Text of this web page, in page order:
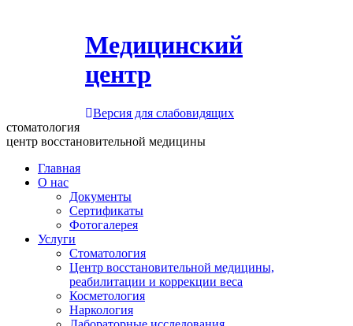
Медицинский
центр
Версия для слабовидящих
стоматология
центр восстановительной медицины
Главная
О нас
Документы
Сертификаты
Фотогалерея
Услуги
Стоматология
Центр восстановительной медицины,
реабилитации и коррекции веса
Косметология
Наркология